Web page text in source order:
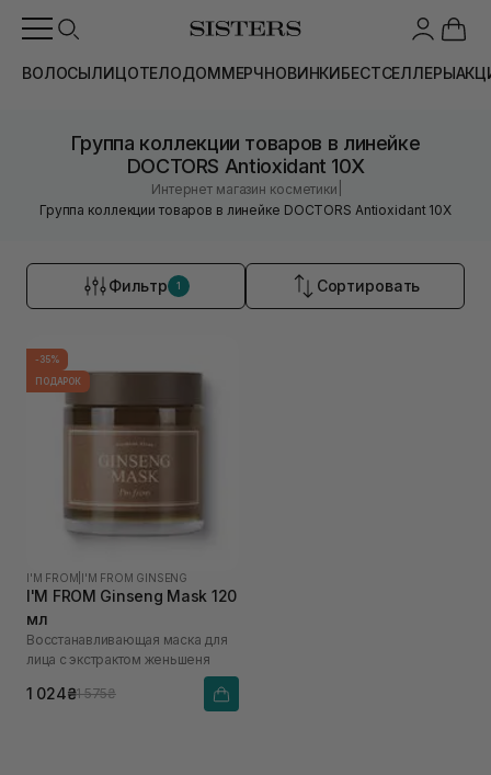
ВОЛОСЫЛИЦОТЕЛОДОММЕРЧНОВИНКИБЕСТСЕЛЛЕРЫ
Группа коллекции товаров в линейке
DOCTORS Antioxidant 10X
Интернет магазин косметики
Группа коллекции товаров в линейке DOCTORS Antioxidant 10X
Фильтр 1 Сортировать
-35%
ПОДАРОК
I'M FROM I'M FROM GINSENG
I'M FROM Ginseng Mask 120
мл
Восстанавливающая маска для
лица с экстрактом женьшеня
1 024₴1 575₴